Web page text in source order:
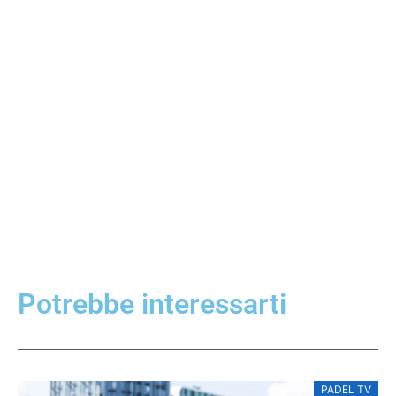
Potrebbe interessarti
PADEL TV